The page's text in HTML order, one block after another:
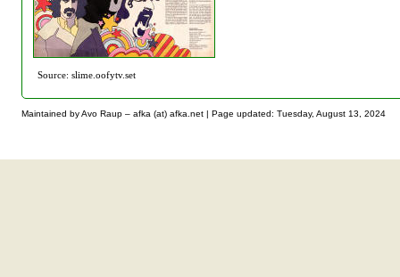
Source: slime.oofytv.set
Maintained by Avo Raup – afka (at) afka.net | Page updated: Tuesday, August 13, 2024